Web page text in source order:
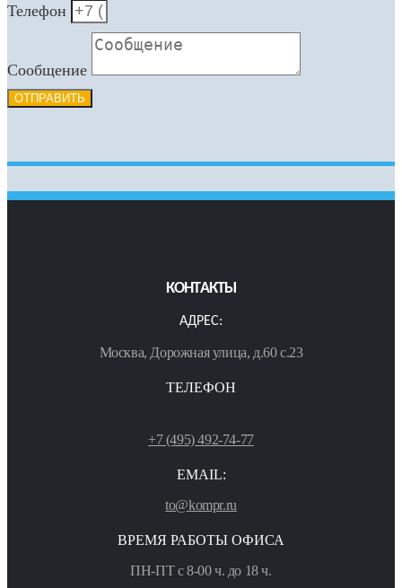
Телефон
Сообщение
ОТПРАВИТЬ
КОНТАКТЫ
АДРЕС:
Москва, Дорожная улица, д.60 с.23
ТЕЛЕФОН
+7 (495) 492-74-77
EMAIL:
to@kompr.ru
ВРЕМЯ РАБОТЫ ОФИСА
ПН-ПТ с 8-00 ч. до 18 ч.